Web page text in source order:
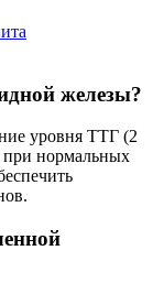
железы?
уровня ТТГ (2
при нормальных